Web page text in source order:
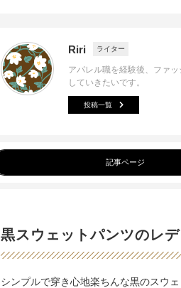
Riri ライター
アパレル職を経験後、ファ
していきたいです。
投稿一覧
記事ページ
黒スウェットパンツのレ
シンプルで穿き心地楽ちんな黒のスウ